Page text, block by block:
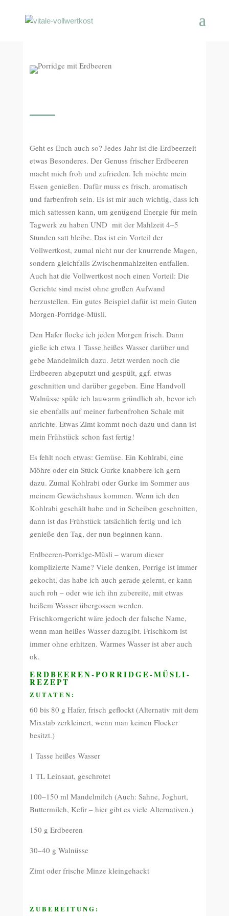
Geht es Euch auch so? Jedes Jahr ist die Erdbeerzeit
etwas Besonderes. Der Genuss frischer Erdbeeren
macht mich froh und zufrieden. Ich möchte mein
Essen genießen. Dafür muss es frisch, aromatisch
und farbenfroh sein. Es ist mir auch wichtig, dass ich
mich sattessen kann, um genügend Energie für mein
Tagwerk zu haben UND mit der Mahlzeit 4–5
Stunden satt bleibe. Das ist ein Vorteil der
Vollwertkost, zumal nicht nur der knurrende Magen,
sondern gleichfalls Zwischenmahlzeiten entfallen.
Auch hat die Vollwertkost noch einen Vorteil: Die
Gerichte sind meist ohne großen Aufwand
herzustellen. Ein gutes Beispiel dafür ist mein Guten
Morgen-Porridge-Müsli.
Den Hafer flocke ich jeden Morgen frisch. Dann
gieße ich etwa 1 Tasse heißes Wasser darüber und
gebe Mandelmilch dazu. Jetzt werden noch die
Erdbeeren abgeputzt und gespült, ggf. etwas
geschnitten und darüber gegeben. Eine Handvoll
Walnüsse spüle ich lauwarm gründlich ab, bevor ich
sie ebenfalls auf meiner farbenfrohen Schale mit
anrichte. Etwas Zimt kommt noch dazu und dann ist
mein Frühstück schon fast fertig!
Es fehlt noch etwas: Gemüse. Ein Kohlrabi, eine
Möhre oder ein Stück Gurke knabbere ich gern
dazu. Zumal Kohlrabi oder Gurke im Sommer aus
meinem Gewächshaus kommen. Wenn ich den
Kohlrabi geschält habe und in Scheiben geschnitten,
dann ist das Frühstück tatsächlich fertig und ich
genieße den Tag, der nun beginnen kann.
Erdbeeren-Porridge-Müsli – warum dieser
komplizierte Name? Viele denken, Porrige ist immer
gekocht, das habe ich auch gerade gelernt, er kann
auch roh – oder wie ich ihn zubereite, mit etwas
heißem Wasser übergossen werden.
Frischkorngericht wäre jedoch der falsche Name,
wenn man heißes Wasser dazugibt. Frischkorn ist
immer ohne erhitzen. Warmes Wasser ist aber auch
ok.
ERDBEEREN-PORRIDGE-MÜSLI-
REZEPT
ZUTATEN:
60 bis 80 g Hafer, frisch geflockt (Alternativ mit dem
Mixstab zerkleinert, wenn man keinen Flocker
besitzt.)
1 Tasse heißes Wasser
1 TL Leinsaat, geschrotet
100–150 ml Mandelmilch (Auch: Sahne, Joghurt,
Buttermilch, Kefir – hier gibt es viele Alternativen.)
150 g Erdbeeren
30–40 g Walnüsse
Zimt oder frische Minze kleingehackt
ZUBEREITUNG: